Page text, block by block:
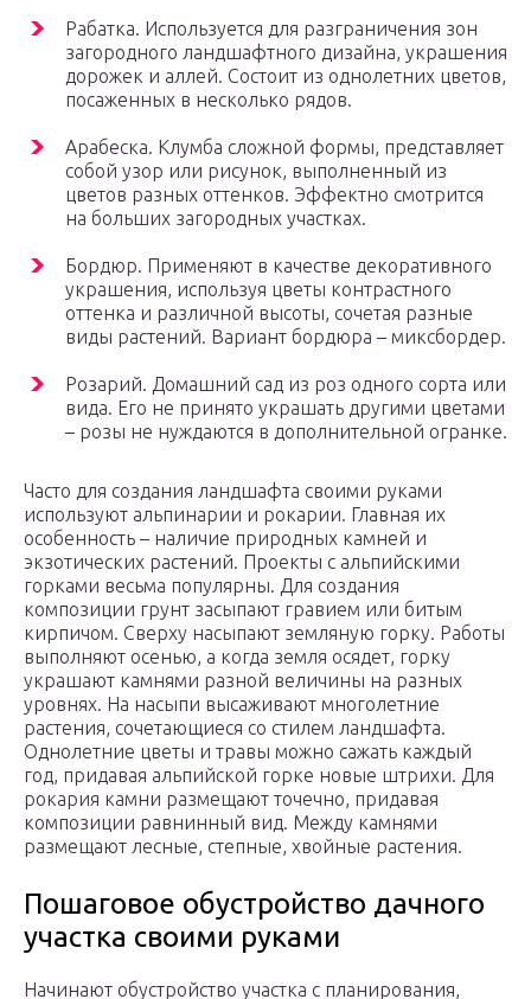
Рабатка. Используется для разграничения зон
загородного ландшафтного дизайна, украшения
дорожек и аллей. Состоит из однолетних цветов,
посаженных в несколько рядов.
Арабеска. Клумба сложной формы, представляет
собой узор или рисунок, выполненный из
цветов разных оттенков. Эффектно смотрится
на больших загородных участках.
Бордюр. Применяют в качестве декоративного
украшения, используя цветы контрастного
оттенка и различной высоты, сочетая разные
виды растений. Вариант бордюра – миксбордер.
Розарий. Домашний сад из роз одного сорта или
вида. Его не принято украшать другими цветами
– розы не нуждаются в дополнительной огранке.
Часто для создания ландшафта своими руками
используют альпинарии и рокарии. Главная их
особенность – наличие природных камней и
экзотических растений. Проекты с альпийскими
горками весьма популярны. Для создания
композиции грунт засыпают гравием или битым
кирпичом. Сверху насыпают земляную горку. Работы
выполняют осенью, а когда земля осядет, горку
украшают камнями разной величины на разных
уровнях. На насыпи высаживают многолетние
растения, сочетающиеся со стилем ландшафта.
Однолетние цветы и травы можно сажать каждый
год, придавая альпийской горке новые штрихи. Для
рокария камни размещают точечно, придавая
композиции равнинный вид. Между камнями
размещают лесные, степные, хвойные растения.
Пошаговое обустройство дачного
участка своими руками
Начинают обустройство участка с планирования,